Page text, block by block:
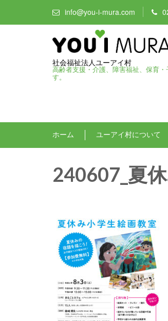
info@you-i-mura.com
社会福祉法人ユーアイ村
高齢者支援・介護、障害福祉、保育
す。
ホーム ユーアイ村について
240607_夏